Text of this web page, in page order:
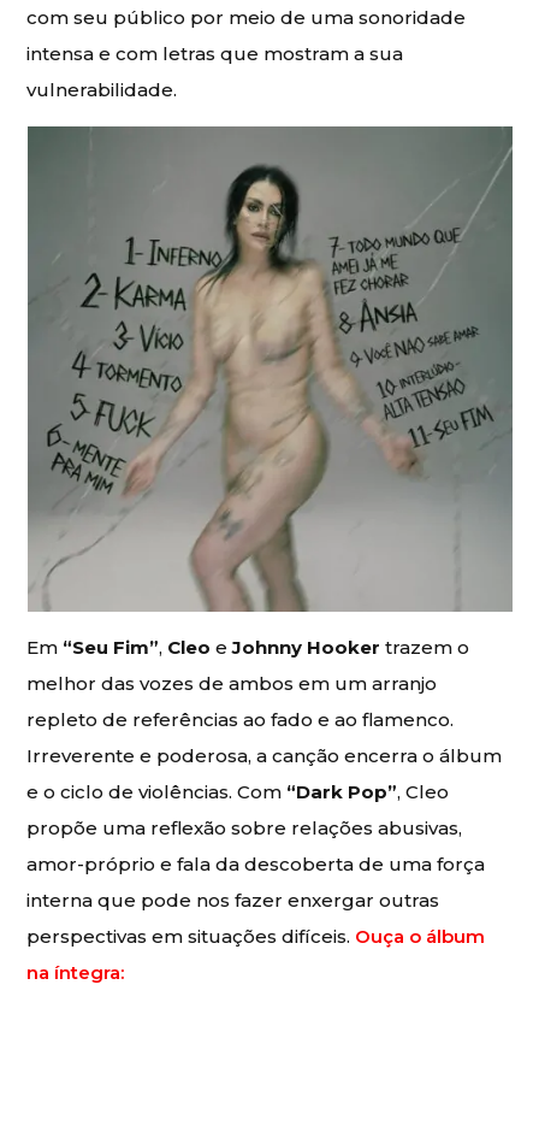
com seu público por meio de uma sonoridade
intensa e com letras que mostram a sua
vulnerabilidade.
Em “Seu Fim”, Cleo eJohnny Hooker trazem o
melhor das vozes de ambos em um arranjo
repleto de referências ao fado e ao flamenco.
Irreverente e poderosa, a canção encerra o álbum
e o ciclo de violências. Com “Dark Pop”, Cleo
propõe uma reflexão sobre relações abusivas,
amor-próprio e fala da descoberta de uma força
interna que pode nos fazer enxergar outras
perspectivas em situações difíceis. Ouça o álbum
na íntegra: